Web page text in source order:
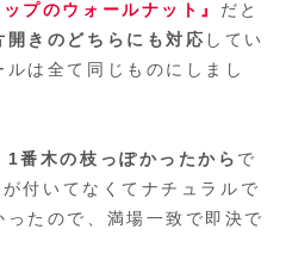
ップのウォールナット』 だと
開きのどちらにも対応 してい
は全て同じものにしまし
1番木の枝っぽかったから で
付いてなくてナチュラルで
たので、満場一致で即決で